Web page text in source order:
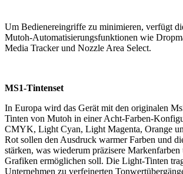
Um Bedienereingriffe zu minimieren, verfügt
Mutoh-Automatisierungsfunktionen wie
Media Tracker und Nozzle Area Select.
MS1-Tintenset
In Europa wird das Gerät mit den originalen
Tinten von Mutoh in einer Acht-Farben-
CMYK, Light Cyan, Light Magenta, Orange
Rot sollen den Ausdruck warmer Farben und
stärken, was wiederum präzisere
Grafiken ermöglichen soll. Die Light-Tinten
Unternehmen zu verfeinerten